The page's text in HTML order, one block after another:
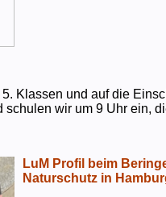
Klassen und auf die
wir um 9 Uhr ein,
LuM Profil beim
Naturschutz in